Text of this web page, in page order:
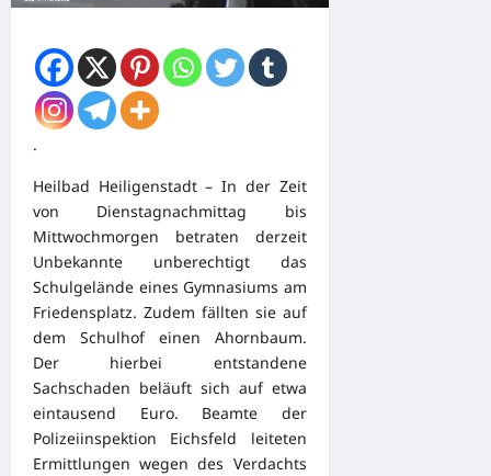
.
Heilbad Heiligenstadt – In der Zeit
von Dienstagnachmittag bis
Mittwochmorgen betraten derzeit
Unbekannte unberechtigt das
Schulgelände eines Gymnasiums am
Friedensplatz. Zudem fällten sie auf
dem Schulhof einen Ahornbaum.
Der hierbei entstandene
Sachschaden beläuft sich auf etwa
eintausend Euro. Beamte der
Polizeiinspektion Eichsfeld leiteten
Ermittlungen wegen des Verdachts